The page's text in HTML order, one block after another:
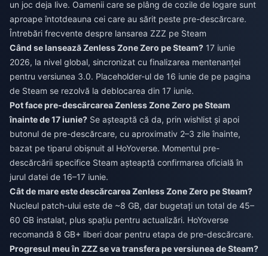
un joc deja live. Oamenii care se plâng de cozile de logare sunt
aproape întotdeauna cei care au sărit peste pre-descărcare.
Întrebări frecvente despre lansarea ZZZ pe Steam
Când se lansează Zenless Zone Zero pe Steam? 17 iunie
2026, la nivel global, sincronizat cu finalizarea mentenanței
pentru versiunea 3.0. Placeholder-ul de 16 iunie de pe pagina
de Steam se rezolvă la deblocarea din 17 iunie.
Pot face pre-descărcarea Zenless Zone Zero pe Steam
înainte de 17 iunie? Se așteaptă că da, prin wishlist și apoi
butonul de pre-descărcare, cu aproximativ 2–3 zile înainte,
bazat pe tiparul obișnuit al HoYoverse. Momentul pre-
descărcării specifice Steam așteaptă confirmarea oficială în
jurul datei de 16–17 iunie.
Cât de mare este descărcarea Zenless Zone Zero pe Steam?
Nucleul patch-ului este de ~8 GB, dar bugetați un total de 45–
60 GB instalat, plus spațiu pentru actualizări. HoYoverse
recomandă 8 GB+ liberi doar pentru etapa de pre-descărcare.
Progresul meu în ZZZ se va transfera pe versiunea de Steam?